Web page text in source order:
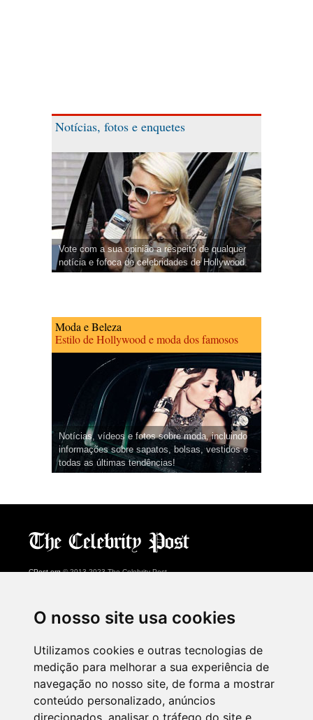
O nosso site usa cookies
Utilizamos cookies e outras tecnologias de
medição para melhorar a sua experiência de
navegação no nosso site, de forma a mostrar
conteúdo personalizado, anúncios
direcionados, analisar o tráfego do site e
Notícias, fotos e enquetes
Vote com a sua opinião a respeito de qualquer
notícia e fofoca de celebridades de Hollywood.
Moda e Beleza
Estilo de Hollywood e moda dos famosos
Notícias, vídeos e fotos sobre moda, incluindo
informações sobre sapatos, bolsas, vestidos e
todas as últimas tendências!
CPost.org© 2013-2023 The Celebrity Post.
About Us
Advertising
Contact Us